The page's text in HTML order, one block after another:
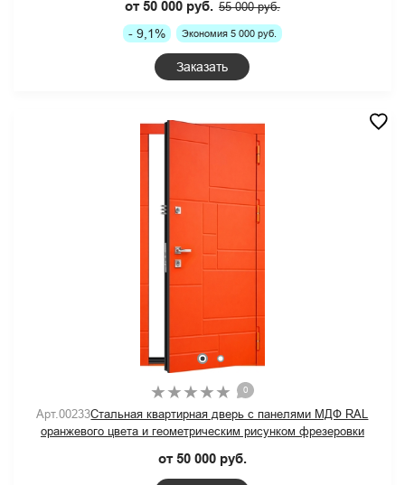
от 50 000 руб. 55 000 руб.
- 9,1% Экономия 5 000 руб.
Заказать
0
Арт.00233Стальная квартирная дверь с панелями МДФ RAL
оранжевого цвета и геометрическим рисунком фрезеровки
от 50 000 руб.